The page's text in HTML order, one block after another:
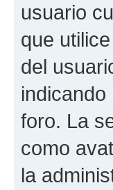
usuario
que
del
foro. La
como
la